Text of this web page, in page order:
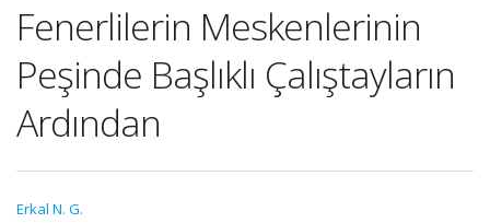
Fenerlilerin Meskenlerinin
Peşinde Başlıklı Çalıştayların
Ardından
Erkal N. G.